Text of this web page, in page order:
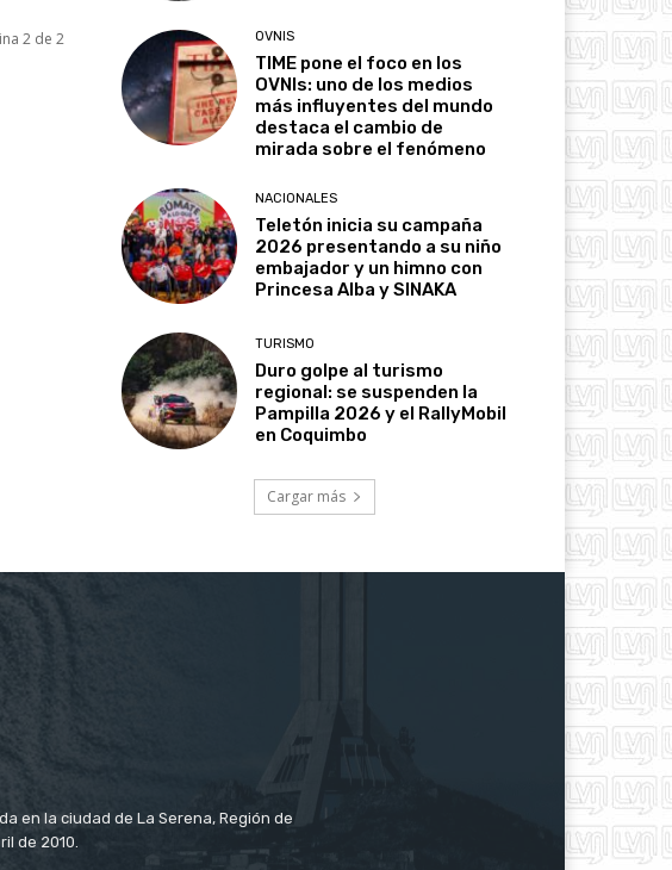
2 de 2 OVNIS
TIME pone el foco en los
OVNIs: uno de los medios
más influyentes del mundo
destaca el cambio de
mirada sobre el fenómeno
NACIONALES
Teletón inicia su campaña
2026 presentando a su niño
embajador y un himno con
Princesa Alba y SINAKA
TURISMO
Duro golpe al turismo
regional: se suspenden la
Pampilla 2026 y el RallyMobil
en Coquimbo
Cargar más
en la ciudad de La Serena, Región de
de 2010.